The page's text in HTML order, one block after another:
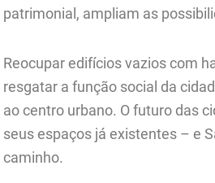
patrimonial, ampliam as
Reocupar edifícios vazios com
resgatar a função social da
ao centro urbano. O futuro das
seus espaços já existentes – e
caminho.